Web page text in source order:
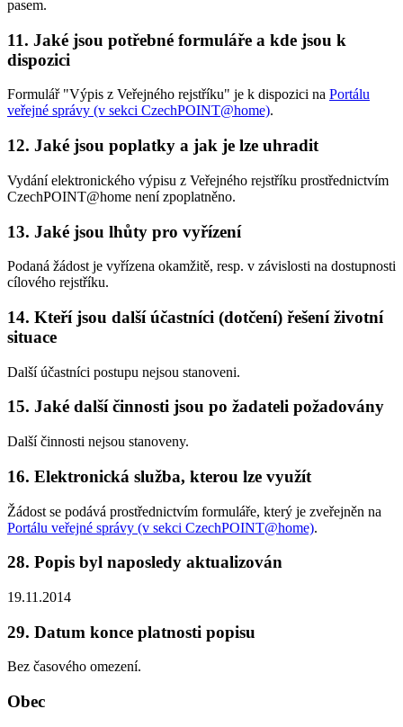
pasem.
11. Jaké jsou potřebné formuláře a kde jsou k
dispozici
Formulář "Výpis z Veřejného rejstříku" je k dispozici na Portálu
veřejné správy (v sekci CzechPOINT@home).
12. Jaké jsou poplatky a jak je lze uhradit
Vydání elektronického výpisu z Veřejného rejstříku prostřednictvím
CzechPOINT@home není zpoplatněno.
13. Jaké jsou lhůty pro vyřízení
Podaná žádost je vyřízena okamžitě, resp. v závislosti na dostupnosti
cílového rejstříku.
14. Kteří jsou další účastníci (dotčení) řešení životní
situace
Další účastníci postupu nejsou stanoveni.
15. Jaké další činnosti jsou po žadateli požadovány
Další činnosti nejsou stanoveny.
16. Elektronická služba, kterou lze využít
Žádost se podává prostřednictvím formuláře, který je zveřejněn na
Portálu veřejné správy (v sekci CzechPOINT@home).
28. Popis byl naposledy aktualizován
19.11.2014
29. Datum konce platnosti popisu
Bez časového omezení.
Obec